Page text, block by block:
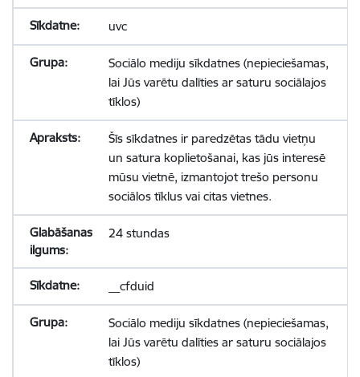
uvc
Sociālo mediju sīkdatnes (nepieciešamas,
lai Jūs varētu dalīties ar saturu sociālajos
tīklos)
Šīs sīkdatnes ir paredzētas tādu vietņu
un satura koplietošanai, kas jūs interesē
mūsu vietnē, izmantojot trešo personu
sociālos tīklus vai citas vietnes.
24 stundas
__cfduid
Sociālo mediju sīkdatnes (nepieciešamas,
lai Jūs varētu dalīties ar saturu sociālajos
tīklos)